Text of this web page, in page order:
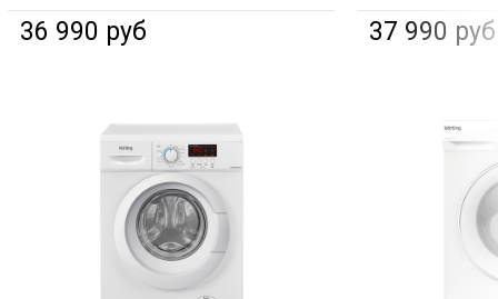
36 990 руб 37 990 руб